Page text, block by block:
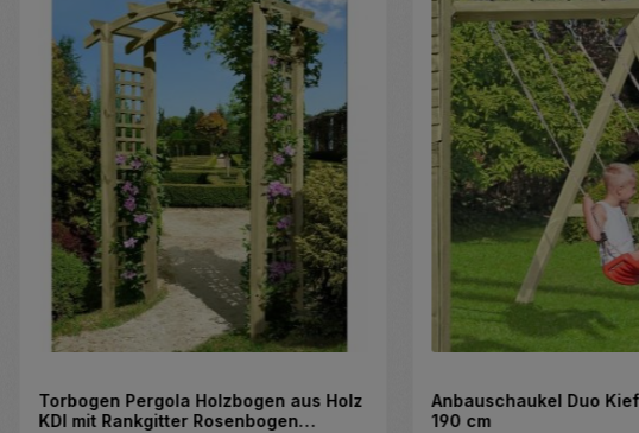
Holzbogen aus Holz
Rosenbogen
Anbauschaukel Duo Kiefer KDI – 240 x
190 cm